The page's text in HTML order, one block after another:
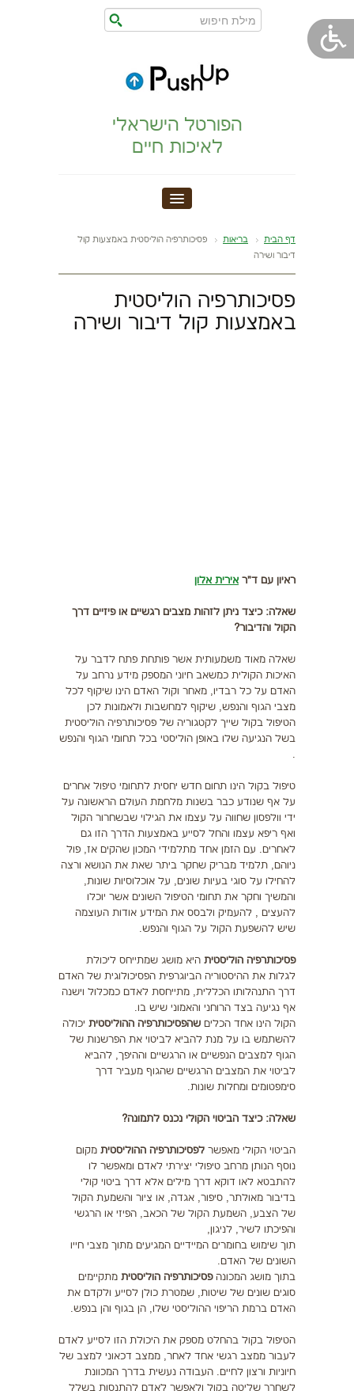
הפורטל הישראלי
לאיכות חיים
חדר כושר
הצהרת נגישות
הריון,לידה,תינוק
צור קשר
דף הבית בריאות
פסיכותרפיה הוליסטית באמצעות קול
דיבור ושירה
פסיכותרפיה הוליסטית
באמצעות קול דיבור ושירה
ראיון עם ד"ר אירית אלון
שאלה: כיצד ניתן לזהות מצבים רגשיים או פיזיים דרך
הקול והדיבור?
שאלה מאוד משמעותית אשר פותחת פתח לדבר על
האיכות הקולית כמשאב חיוני המספק מידע נרחב על
האדם על כל רבדיו, מאחר וקול האדם הינו שיקוף לכל
מצבי הגוף והנפש, שיקוף למחשבות ולאמונות לכן
הטיפול בקול שייך לקטגוריה של פסיכותרפיה הוליסטית
בשל הנגיעה שלו באופן הוליסטי בכל תחומי הגוף והנפש
.
טיפול בקול הינו תחום חדש יחסית לתחומי טיפול אחרים
על אף שנודע כבר בשנות מלחמת העולם הראשונה על
ידי וולפסון שחווה על עצמו את הגילוי שבשחרור הקול
ואף ריפא עצמו והחל לסייע באמצעות הדרך הזו גם
לאחרים. עם הזמן אחד מתלמידי המכון שהקים אז, פול
ניוהם, תלמיד מבריק שחקר ביתר שאת את הנושא ורצה
להחילו על סוגי בעיות שונים, על אוכלוסיות שונות,
והמשיך וחקר את תחומי הטיפול השונים אשר יוכלו
להעצים , להעמיק ולבסס את המידע אודות העוצמה
שיש להשפעת הקול על הגוף והנפש.
פסיכותרפיה הוליסטית היא מושג שמתייחס ליכולת
לגלות את ההיסטוריה הביוגרפית הפסיכולוגית של האדם
דרך התנהלותו הכללית, מתייחסת לאדם כמכלול וישנה
אף נגיעה בצד הרוחני והאמוני שיש בו.
הקול הינו אחד הכלים שהפסיכותרפיה ההוליסטית יכולה
להשתמש בו על מנת להביא לביטוי את הפרשנות של
הגוף למצבים הנפשיים או הרגשיים וההיפך, להביא
לביטוי את המצבים הרגשיים שהגוף מעביר דרך
סימפטומים ומחלות שונות.
שאלה: כיצד הביטוי הקולי נכנס לתמונה?
הביטוי הקולי מאפשר לפסיכותרפיה ההוליסטית מקום
נוסף הנותן מרחב טיפולי יצירתי לאדם ומאפשר לו
להתבטא לאו דוקא דרך מילים אלא דרך ביטוי קולי
בדיבור מאולתר, סיפור, אגדה, או ציור והשמעת הקול
של הצבע, השמעת הקול של הכאב, הפיזי או הרגשי
והפיכתו לשיר, לניגון,
תוך שימוש בחומרים המיידיים המגיעים מתוך מצבי חייו
השונים של האדם.
בתוך מושג המכונהפסיכותרפיה הוליסטית מתקיימים
סוגים שונים של שיטות, שמטרת כולן לסייע ולקדם את
האדם ברמת הריפוי ההוליסטי שלו, הן בגוף והן בנפש.
הטיפול בקול בהחלט מספק את היכולת הזו לסייע לאדם
לעבור ממצב רגשי אחד לאחר, ממצב דכאוני למצב של
חיוניות ורצון לחיים. העבודה נעשית בדרך המכוונת
לשחרר שליטה בקול ולאפשר לאדם להתנסות בשלל